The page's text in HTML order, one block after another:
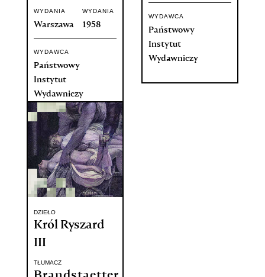
WYDANIA
Warszawa
WYDANIA
1958
WYDAWCA
Państwowy
Instytut
Wydawniczy
WYDAWCA
Państwowy
Instytut
Wydawniczy
DZIEŁO
Król Ryszard
III
TŁUMACZ